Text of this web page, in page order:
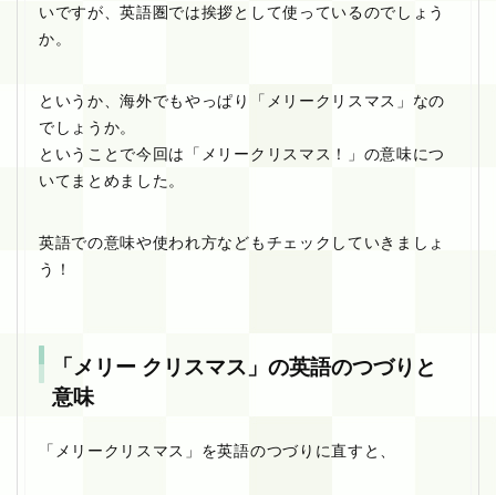
いですが、英語圏では挨拶として使っているのでしょう
か。
というか、海外でもやっぱり「メリークリスマス」なの
でしょうか。
ということで今回は「メリークリスマス！」の意味につ
いてまとめました。
英語での意味や使われ方などもチェックしていきましょ
う！
「メリー クリスマス」の英語のつづりと
意味
「メリークリスマス」を英語のつづりに直すと、